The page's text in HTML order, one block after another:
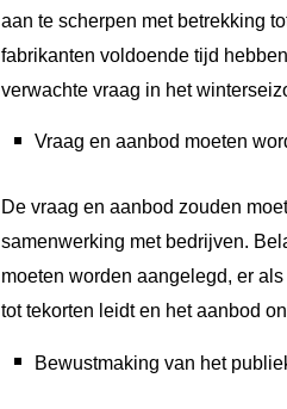
aan te scherpen met betrekking
fabrikanten voldoende tijd
verwachte vraag in het
Vraag en aanbod moeten
De vraag en aanbod zouden
samenwerking met bedrijven.
moeten worden aangelegd, er
tot tekorten leidt en het aanbod
Bewustmaking van het